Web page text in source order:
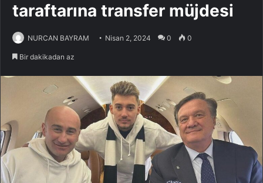
taraftarına transfer müjdesi
NURCAN BAYRAM Nisan 2, 2024 0 0
Bir dakikadan az